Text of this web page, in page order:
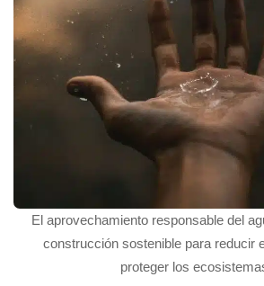
El aprovechamiento responsable del
construcción sostenible para reducir
proteger los